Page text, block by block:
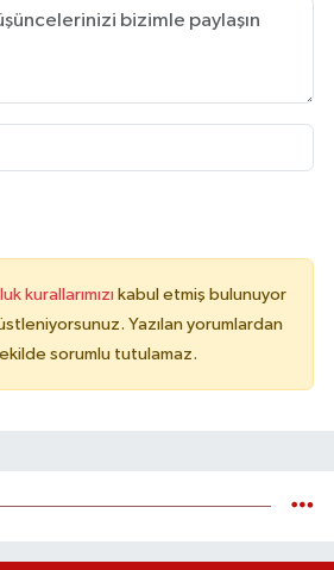
kurallarımızı kabul etmiş bulunuyor
Yazılan yorumlardan
sorumlu tutulamaz.